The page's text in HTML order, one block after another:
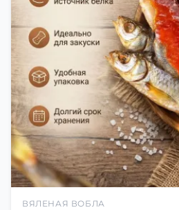
ВЯЛЕНАЯ ВОБЛА